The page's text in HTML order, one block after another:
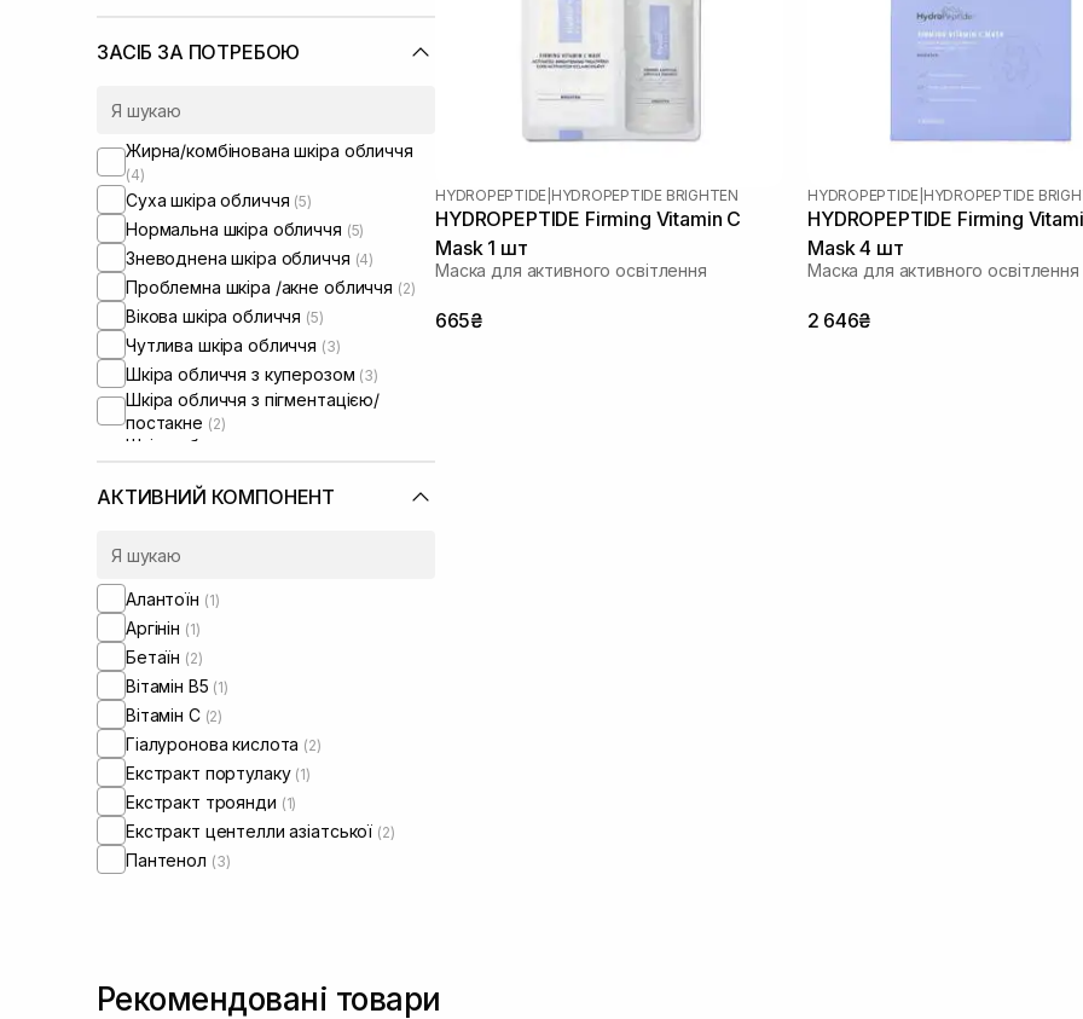
ЗАСІБ ЗА ПОТРЕБОЮ
Жирна/комбінована шкіра обличчя
(4)
Суха шкіра обличчя (5)
Нормальна шкіра обличчя (5)
Зневоднена шкіра обличчя (4)
Проблемна шкіра /акне обличчя (2)
Вікова шкіра обличчя (5)
Чутлива шкіра обличчя (3)
Шкіра обличчя з куперозом (3)
Шкіра обличчя з пігментацією/
постакне (2)
Шкіра обличчя з розширеними
порами
Шкіра обличчя з порушеним
мікробіомом
АКТИВНИЙ КОМПОНЕНТ
Алантоїн (1)
Аргінін (1)
Бетаїн (2)
Вітамін B5 (1)
Вітамін C (2)
Гіалуронова кислота (2)
Екстракт портулаку (1)
Екстракт троянди (1)
Екстракт центелли азіатської (2)
Пантенол (3)
HYDROPEPTIDE HYDROPEPTIDE BRIGHTEN
HYDROPEPTIDE Firming Vitamin C
Mask 1 шт
Маска для активного освітлення
665₴
HYDROPEPTIDE HYDROPEPTIDE
HYDROPEPTIDE Firming
Mask 4 шт
Маска для активного освітлення
2 646₴
Рекомендовані товари